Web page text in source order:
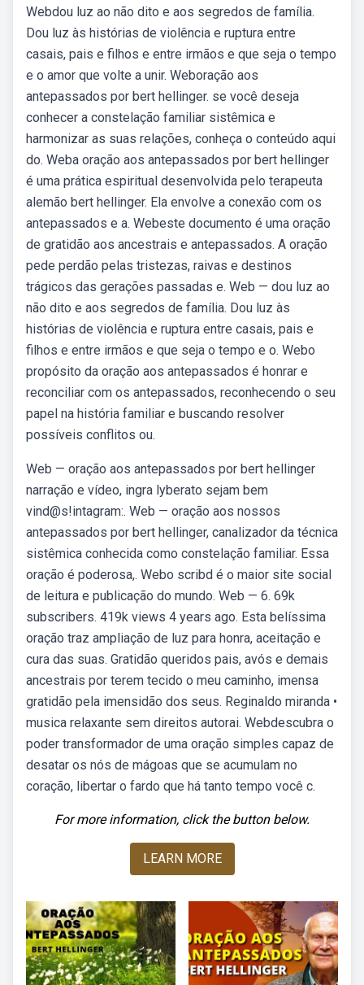
Webdou luz ao não dito e aos segredos de família.
Dou luz às histórias de violência e ruptura entre
casais, pais e filhos e entre irmãos e que seja o tempo
e o amor que volte a unir. Weboração aos
antepassados por bert hellinger. se você deseja
conhecer a constelação familiar sistêmica e
harmonizar as suas relações, conheça o conteúdo aqui
do. Weba oração aos antepassados por bert hellinger
é uma prática espiritual desenvolvida pelo terapeuta
alemão bert hellinger. Ela envolve a conexão com os
antepassados e a. Webeste documento é uma oração
de gratidão aos ancestrais e antepassados. A oração
pede perdão pelas tristezas, raivas e destinos
trágicos das gerações passadas e. Web — dou luz ao
não dito e aos segredos de família. Dou luz às
histórias de violência e ruptura entre casais, pais e
filhos e entre irmãos e que seja o tempo e o. Webo
propósito da oração aos antepassados é honrar e
reconciliar com os antepassados, reconhecendo o seu
papel na história familiar e buscando resolver
possíveis conflitos ou.
Web — oração aos antepassados por bert hellinger
narração e vídeo, ingra lyberato sejam bem
vind@s!intagram:. Web — oração aos nossos
antepassados por bert hellinger, canalizador da técnica
sistêmica conhecida como constelação familiar. Essa
oração é poderosa,. Webo scribd é o maior site social
de leitura e publicação do mundo. Web — 6. 69k
subscribers. 419k views 4 years ago. Esta belíssima
oração traz ampliação de luz para honra, aceitação e
cura das suas. Gratidão queridos pais, avós e demais
ancestrais por terem tecido o meu caminho, imensa
gratidão pela imensidão dos seus. Reginaldo miranda •
musica relaxante sem direitos autorai. Webdescubra o
poder transformador de uma oração simples capaz de
desatar os nós de mágoas que se acumulam no
coração, libertar o fardo que há tanto tempo você c.
For more information, click the button below.
LEARN MORE